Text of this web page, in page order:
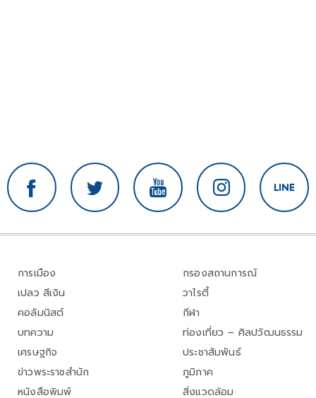
การเมือง
เปลว สีเงิน
คอลัมนิสต์
บทความ
เศรษฐกิจ
ข่าวพระราชสำนัก
หนังสือพิมพ์
กรองสถานการณ์
วาไรตี้
กีฬา
ท่องเที่ยว – ศิลปวัฒนธรรม
ประชาสัมพันธ์
ภูมิภาค
สิ่งแวดล้อม